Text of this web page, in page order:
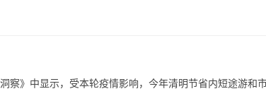
察》中显示，受本轮疫情影响，今年清明节省内短途游和